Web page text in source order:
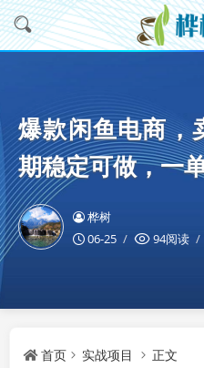
爆款闲鱼电商，
期稳定可做，一
桦树
06-25
94阅读
首页 实战项目 正文